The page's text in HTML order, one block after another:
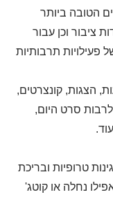
הטובה ביותר
ציבור וכן עבור
פעילויות תרבותיות
הצגות, קונצרטים,
סרט היום,
טרופיות ובריכת
נחלה או קוטג'